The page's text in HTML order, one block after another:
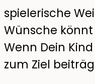
spielerische
Wünsche
Wenn Dein
zum Ziel